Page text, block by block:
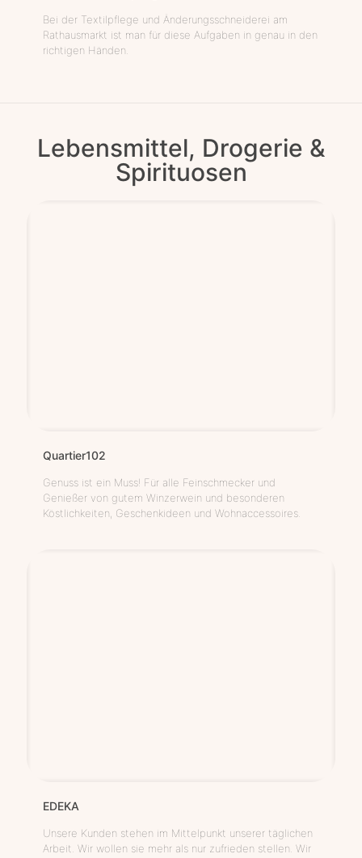
Bei der Textilpflege und Änderungsschneiderei am
Rathausmarkt ist man für diese Aufgaben in genau in den
richtigen Händen.
Lebensmittel, Drogerie &
Spirituosen
Quartier102
Genuss ist ein Muss! Für alle Feinschmecker und
Genießer von gutem Winzerwein und besonderen
Köstlichkeiten, Geschenkideen und Wohnaccessoires.
EDEKA
Unsere Kunden stehen im Mittelpunkt unserer täglichen
Arbeit. Wir wollen sie mehr als nur zufrieden stellen. Wir